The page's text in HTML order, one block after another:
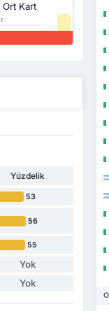
Ort Kart
Yüzdelik
53
56
55
Yok
Yok